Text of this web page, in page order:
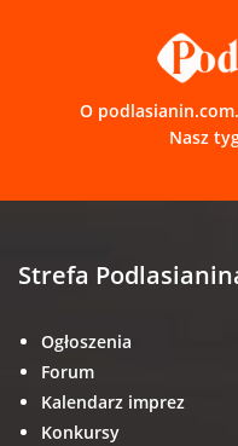
O
Nasz
Strefa
Ogłoszenia
Forum
Kalendarz imprez
Konkursy